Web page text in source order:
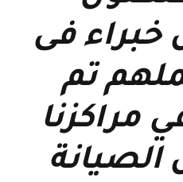
فى
تم
مراكزنا
الصيانة